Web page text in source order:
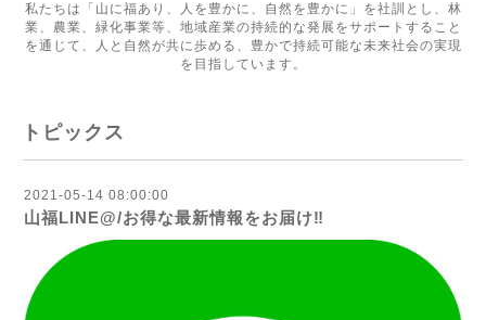
私たちは「山に福あり、人を豊かに、自然を豊かに」を社訓とし、林
業、農業、緑化事業等、地域産業の持続的な発展をサポートすること
を通じて、人と自然が共に歩める、豊かで持続可能な未来社会の実現
を目指しています。
トピックス
2021-05-14 08:00:00
山福LINE@/お得な最新情報をお届け‼︎